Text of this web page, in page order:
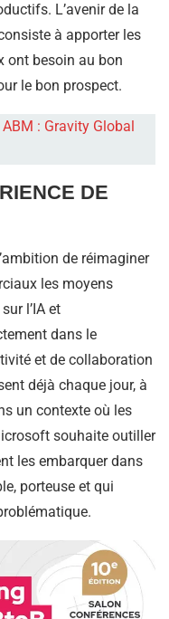
L’avenir de la
à apporter les
ont besoin au bon
le bon prospect.
ABM : Gravity Global
DE
de réimaginer
les moyens
l’IA et
dans le
et de collaboration
déjà chaque jour, à
un contexte où les
souhaite outiller
les embarquer dans
porteuse et qui